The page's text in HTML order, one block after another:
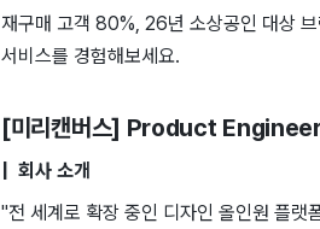
재구매 고객 80%, 26년 소상공인 대상
서비스를 경험해보세요.
[미리캔버스] Product Engineer
| 회사 소개
"전 세계로 확장 중인 디자인 올인원 플랫